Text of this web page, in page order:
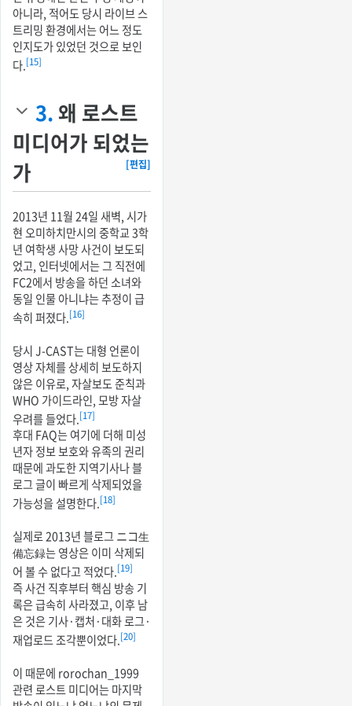
아니라, 적어도 당시 라이브 스
트리밍 환경에서는 어느 정도
인지도가 있었던 것으로 보인
다.[15]
3. 왜 로스트
미디어가 되었는
가
[편집]
2013년 11월 24일 새벽, 시가
현 오미하치만시의 중학교 3학
년 여학생 사망 사건이 보도되
었고, 인터넷에서는 그 직전에
FC2에서 방송을 하던 소녀와
동일 인물 아니냐는 추정이 급
속히 퍼졌다.[16]
당시 J-CAST는 대형 언론이
영상 자체를 상세히 보도하지
않은 이유로, 자살보도 준칙과
WHO 가이드라인, 모방 자살
우려를 들었다.[17]
후대 FAQ는 여기에 더해 미성
년자 정보 보호와 유족의 권리
때문에 과도한 지역기사나 블
로그 글이 빠르게 삭제되었을
가능성을 설명한다.[18]
실제로 2013년 블로그 ニコ生
備忘録는 영상은 이미 삭제되
어 볼 수 없다고 적었다.[19]
즉 사건 직후부터 핵심 방송 기
록은 급속히 사라졌고, 이후 남
은 것은 기사·캡처·대화 로그·
재업로드 조각뿐이었다.[20]
이 때문에 rorochan_1999
관련 로스트 미디어는 마지막